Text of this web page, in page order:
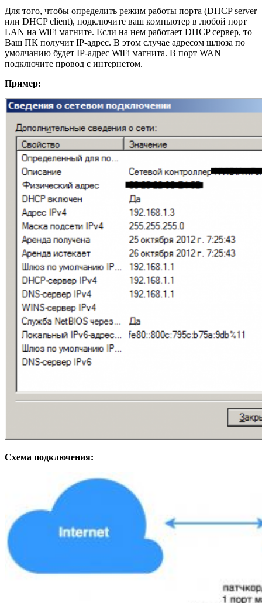
Для того, чтобы определить режим работы порта (DHCP server
или DHCP client), подключите ваш компьютер в любой порт
LAN на WiFi магните. Если на нем работает DHCP сервер, то
Ваш ПК получит IP-адрес. В этом случае адресом шлюза по
умолчанию будет IP-адрес WiFi магнита. В порт WAN
подключите провод с интернетом.
Пример:
Схема подключения: